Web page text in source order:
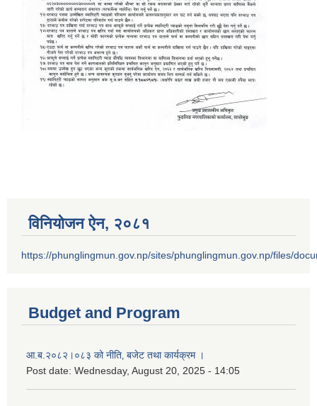
विनियोजन ऐन‚ २०८१
https://phunglingmun.gov.np/sites/phunglingmun.gov.np/files/
Budget and Program
आ.ब.२०८२।०८३ को नीति‚ बजेट तथा कार्यक्रम ।
Post date: Wednesday, August 20, 2025 - 14:05